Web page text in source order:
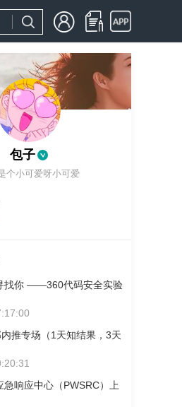
包子
个小可爱呀小可爱
找你 ——360代码安全实验
推专场（1天知结果，3天
急响应中心（PWSRC）上